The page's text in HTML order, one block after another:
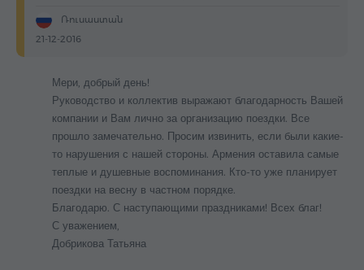
Ռուսաստան
21-12-2016
Мери, добрый день!
Руководство и коллектив выражают благодарность Вашей
компании и Вам лично за организацию поездки. Все
прошло замечательно. Просим извинить, если были какие-
то нарушения с нашей стороны. Армения оставила самые
теплые и душевные воспоминания. Кто-то уже планирует
поездки на весну в частном порядке.
Благодарю. С наступающими праздниками! Всех благ!
С уважением,
Добрикова Татьяна